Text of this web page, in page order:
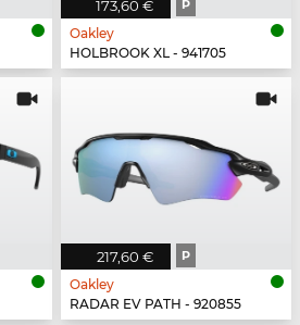
173,60 € P
Oakley
HOLBROOK XL - 941705
217,60 € P
Oakley
RADAR EV PATH - 920855